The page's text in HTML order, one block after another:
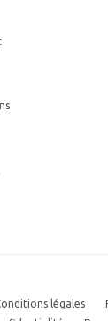
légales